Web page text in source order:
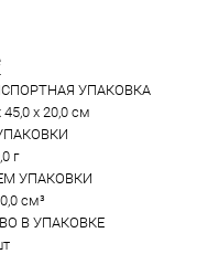
УПАКОВКА
45,0 x 20,0 см
г
УПАКОВКИ
см³
В УПАКОВКЕ